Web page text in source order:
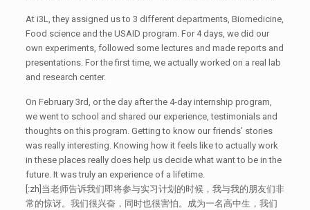
At i3L, they assigned us to 3 different departments, Biomedicine,
Food science and the USAID program. For 4 days, we did our
own experiments, followed some lectures and made reports and
presentations. For the first time, we actually worked on a real lab
and research center.
On February 3rd, or the day after the 4-day internship program,
we went to school and shared our experience, testimonials and
thoughts on this program. Getting to know our friends’ stories
was really interesting. Knowing how it feels like to actually work
in these places really does help us decide what want to be in the
future. It was truly an experience of a lifetime.
[:zh]当老师告诉我们即将参与实习计划的时候，我与我的朋友们非
常的惊讶。我们很兴奋，同时也很害怕。成为一名高中生，我们